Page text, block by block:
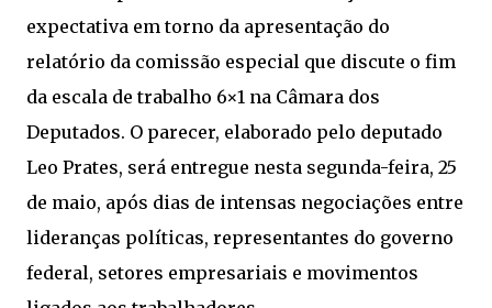
expectativa em torno da apresentação do
relatório da comissão especial que discute o fim
da escala de trabalho 6×1 na Câmara dos
Deputados. O parecer, elaborado pelo deputado
Leo Prates, será entregue nesta segunda-feira, 25
de maio, após dias de intensas negociações entre
lideranças políticas, representantes do governo
federal, setores empresariais e movimentos